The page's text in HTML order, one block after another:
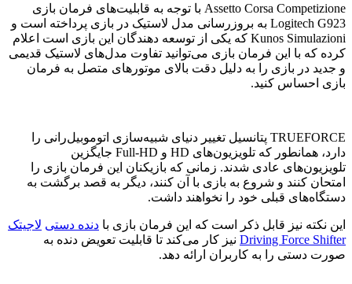
Assetto Corsa Competizione با توجه به قابلیت‌های فرمان بازی
Logitech G923 به بروزرسانی مدل لاستیک در بازی پرداخته است و
Kunos Simulazioni که یکی از توسعه دهندگان این بازی است اعلام
کرده که با این فرمان بازی می‌توانید تفاوت مدل‌های لاستیک قدیمی
و جدید در بازی را به دلیل دقت بالای موتورهای متصل به فرمان
بازی احساس کنید.
TRUEFORCE پتانسیل تغییر دنیای شبیه‌سازی اتوموبیل‌رانی را
دارد، همانطور که تلویزیون‌های HD و Full-HD جایگزین
تلویزیون‌های عادی شدند. زمانی که بازیکنان این فرمان بازی را
امتحان کنند و شروع به بازی با آن کنند، دیگر به قصد برگشت به
دستگاه‌های قبلی خود را نخواهند داشت.
این نکته نیز قابل ذکر است که این فرمان بازی با دنده دستی لاجیتک
Driving Force Shifter نیز کار می‌کند تا قابلیت تعویض دنده به
صورت دستی را به کاربران ارائه دهد.